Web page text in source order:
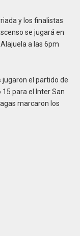
y los finalistas
se jugará en
a las 6pm
jugaron el partido de
para el Inter San
marcaron los